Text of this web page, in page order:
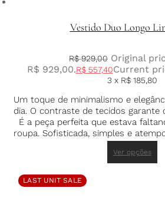
Vestido Duo Longo
R$929,00 Original
R$ 929,00.R$557,40Current
3 x R$185,80
Um toque de minimalismo e
dia. O contraste de tecidos garante
É a peça perfeita que estava
roupa. Sofisticada, simples e
Ver opções
LAST UNIT SALE